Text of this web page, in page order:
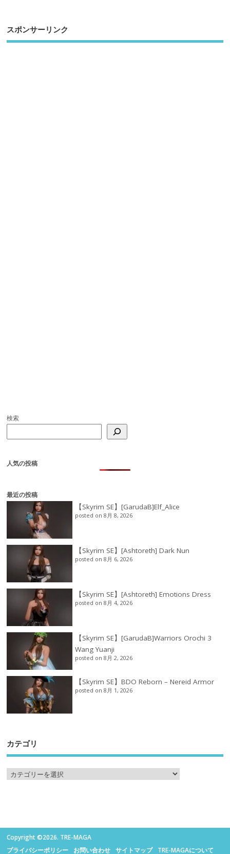
スポンサーリンク
検索
人気の投稿
最近の投稿
【Skyrim SE】[GarudaB]Elf_Alice
posted on 8月 8, 2026
【Skyrim SE】[Ashtoreth] Dark Nun
posted on 8月 6, 2026
【Skyrim SE】[Ashtoreth] Emotions Dress
posted on 8月 4, 2026
【Skyrim SE】[GarudaB]Warriors Orochi 3
Wang Yuanji
posted on 8月 2, 2026
【Skyrim SE】BDO Reborn – Nereid Armor
posted on 8月 1, 2026
カテゴリ
Copyright ©2026. TRE-MAGA
プライバシーポリシー
お問い合わせ サイトマップ TRE-MAGAについて